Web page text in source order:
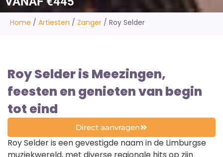
Home / Artiesten / Zanger / Roy Selder
Roy Selder is Meezingen,
feesten en genieten van begin
tot eind
Direct aanvragen
Roy Selder is een gevestigde naam in de Limburgse
muziekwereld, met diverse regionale hits op zijn